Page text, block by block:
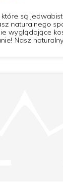
są
naturalnego
wyglądające
Nasz